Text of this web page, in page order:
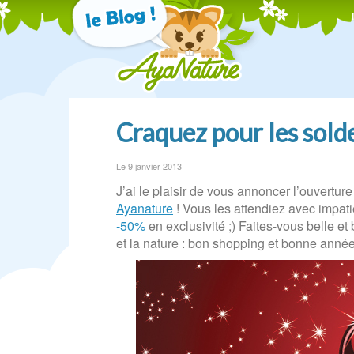
Craquez pour les
Le 9 janvier 2013
J’ai le plaisir de vous annoncer
Ayanature ! Vous les attendiez avec
-50%en exclusivité ;) Faites-vous belle
et la nature : bon shopping et bonne